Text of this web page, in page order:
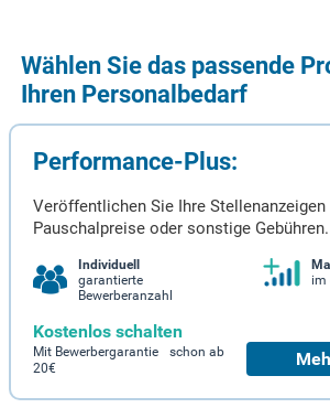
Wählen Sie das passende
Ihren Personalbedarf
Performance-Plus:
Veröffentlichen Sie Ihre
Pauschalpreise oder sonstige Gebühren.
Individuell
garantierte
Bewerberanzahl
im
Kostenlos schalten
Mit Bewerbergarantie schon ab
20€